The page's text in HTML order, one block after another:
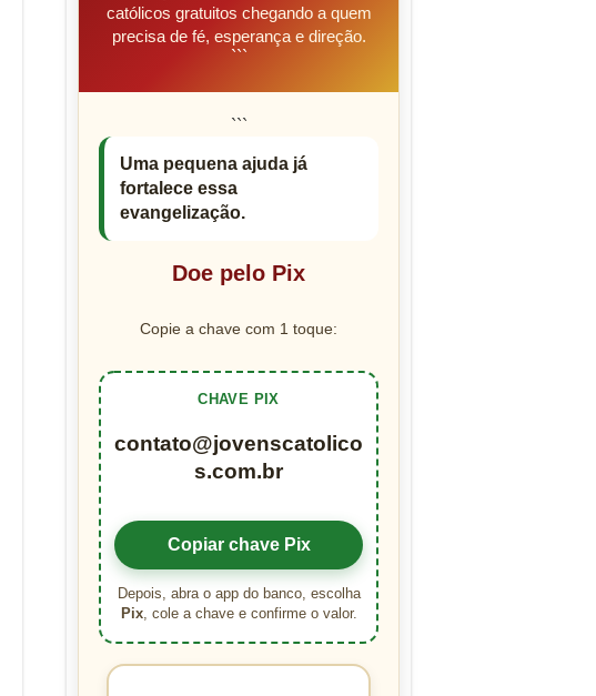
católicos gratuitos chegando a quem
precisa de fé, esperança e direção.
```
```
Uma pequena ajuda já
fortalece essa
evangelização.
Doe pelo Pix
Copie a chave com 1 toque:
CHAVE PIX
contato@jovenscatolico
s.com.br
Copiar chave Pix
Depois, abra o app do banco, escolha
Pix, cole a chave e confirme o valor.